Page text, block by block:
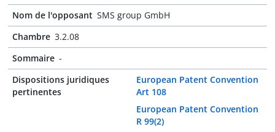
Nom de l'opposant SMS group GmbH
Chambre 3.2.08
Sommaire -
Dispositions juridiques
pertinentes
European Patent Convention
Art 108
European Patent Convention
R 99(2)